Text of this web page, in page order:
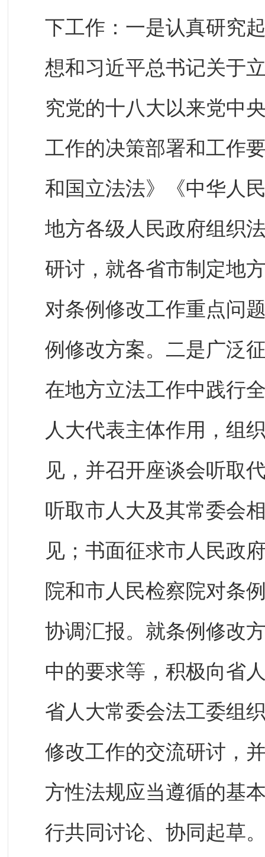
下工作：一是认真研究
想和习近平总书记关于
究党的十八大以来党中
工作的决策部署和工作
和国立法法》《中华人
地方各级人民政府组织
研讨，就各省市制定地
对条例修改工作重点问
例修改方案。二是广泛
在地方立法工作中践行
人大代表主体作用，组
见，并召开座谈会听取
听取市人大及其常委会
见；书面征求市人民政
院和市人民检察院对条
协调汇报。就条例修改
中的要求等，积极向省
省人大常委会法工委组
修改工作的交流研讨，
方性法规应当遵循的基
行共同讨论、协同起草